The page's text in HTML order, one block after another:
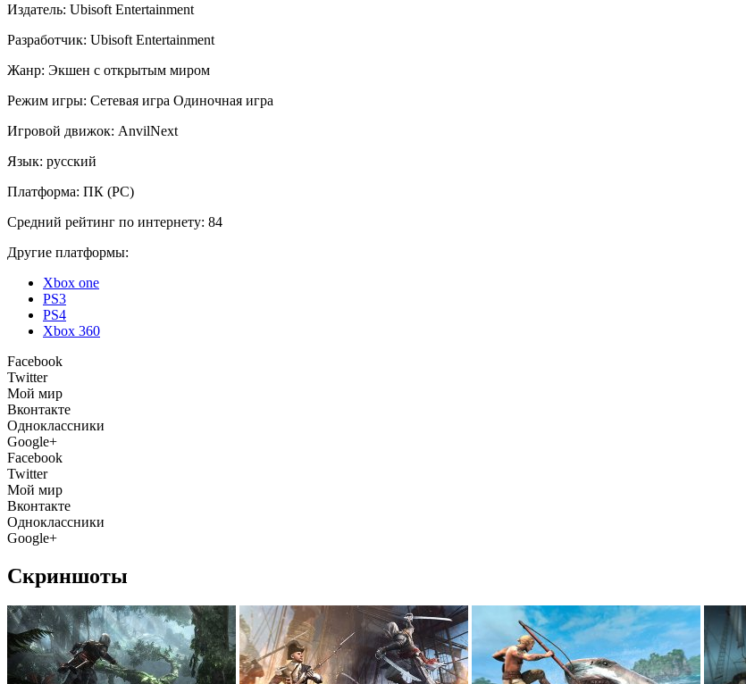
Издатель: Ubisoft Entertainment
Разработчик: Ubisoft Entertainment
Жанр: Экшен с открытым миром
Режим игры: Сетевая игра Одиночная игра
Игровой движок: AnvilNext
Язык: русский
Платформа: ПК (PC)
Средний рейтинг по интернету: 84
Другие платформы:
Xbox one
PS3
PS4
Xbox 360
Facebook
Twitter
Мой мир
Вконтакте
Одноклассники
Google+
Facebook
Twitter
Мой мир
Вконтакте
Одноклассники
Google+
Скриншоты